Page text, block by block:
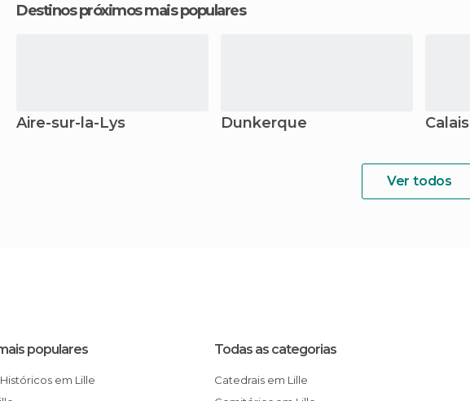
Destinos próximos mais populares
Aire-sur-la-Lys Dunkerque Calais
Ver todos
populares
Históricos em Lille
Todas as categorias
Catedrais em Lille